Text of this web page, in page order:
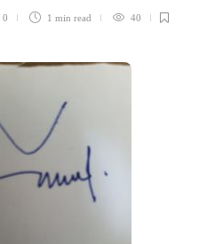
0 1 min read 40